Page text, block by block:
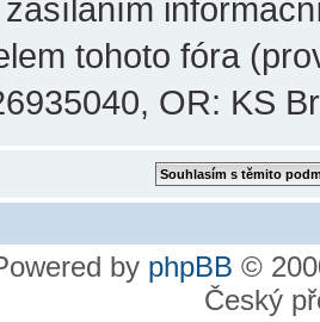
tohoto fóra
OR: KS
by phpBB ©
Český